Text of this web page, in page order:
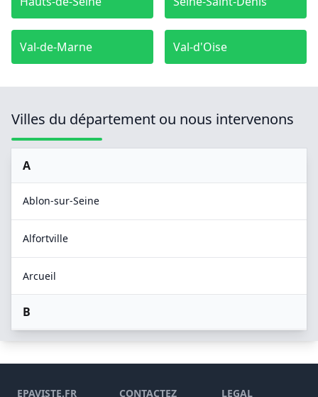
Val-de-Marne Val-d'Oise
Villes du département ou nous intervenons
A
Ablon-sur-Seine
Alfortville
Arcueil
B
EPAVISTE.FR CONTACTEZ LEGAL